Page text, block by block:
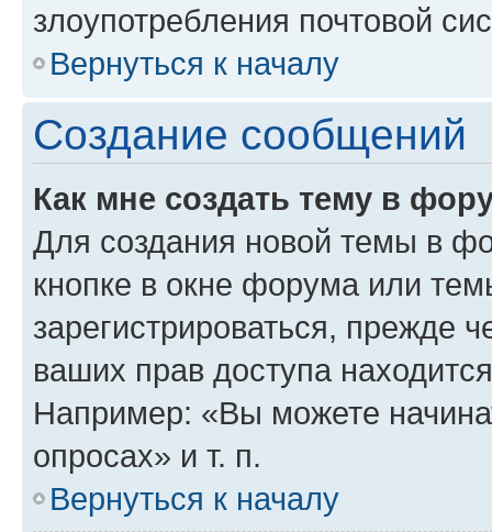
злоупотребления почтовой
Вернуться к началу
Создание сообщений
Как мне создать тему в
Для создания новой темы в
кнопке в окне форума или
зарегистрироваться, прежде
ваших прав доступа
Например: «Вы можете
опросах» и т. п.
Вернуться к началу